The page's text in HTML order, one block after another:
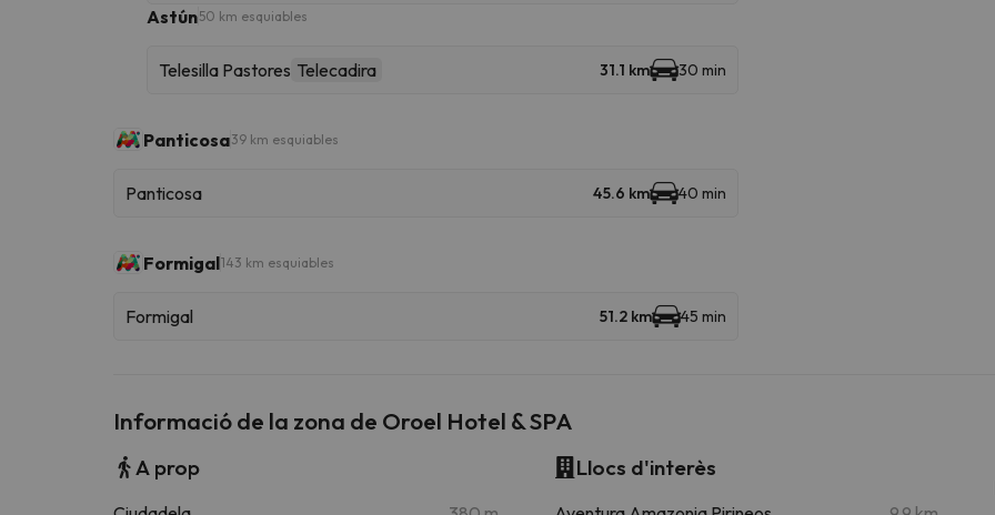
Astún50 km esquiables
Telesilla Pastores Telecadira 31.1 km 30 min
Panticosa39 km esquiables
Panticosa 45.6 km 40 min
Formigal143 km esquiables
Formigal 51.2 km 45 min
Informació de la zona de Oroel Hotel & SPA
A prop Llocs d'interès